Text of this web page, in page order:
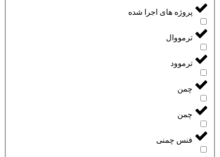
پروژه های اجرا شده
ترمووال
ترموود
چمن
چمن
فنس چمنی